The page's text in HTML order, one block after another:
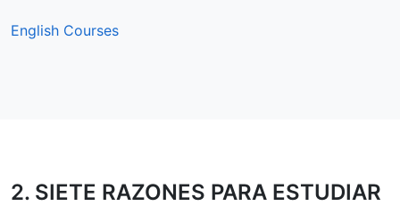
English Courses
2. SIETE RAZONES PARA ESTUDIAR